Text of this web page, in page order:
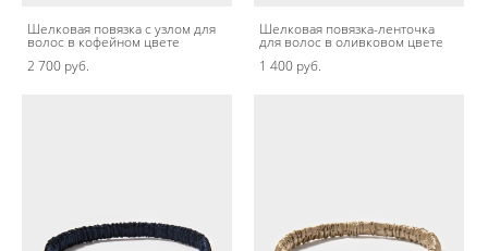
Шелковая повязка с узлом для
волос в кофейном цвете
2 700 pуб.
Шелковая повязка-ленточка
для волос в оливковом цвете
1 400 pуб.